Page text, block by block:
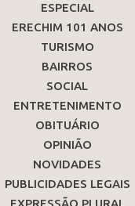
ESPECIAL
ERECHIM 101 ANOS
TURISMO
BAIRROS
SOCIAL
ENTRETENIMENTO
OBITUÁRIO
OPINIÃO
NOVIDADES
PUBLICIDADES LEGAIS